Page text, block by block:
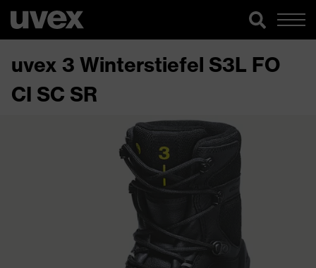
uvex 3 Winterstiefel S3L FO
CI SC SR